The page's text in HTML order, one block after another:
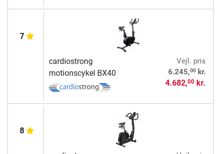
7
cardiostrong
motionscykel BX40
Vejl. pris
6.245,00kr.
4.682,00kr.
8